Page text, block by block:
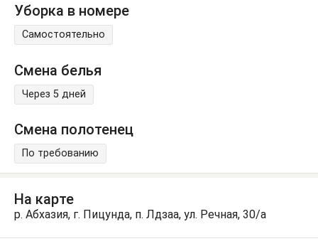
Уборка в номере
Самостоятельно
Смена белья
Через 5 дней
Смена полотенец
По требованию
На карте
р. Абхазия, г. Пицунда, п. Лдзаа, ул. Речная, 30/а